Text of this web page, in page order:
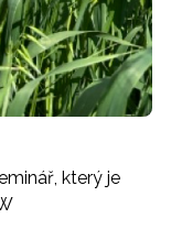
který je